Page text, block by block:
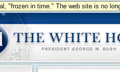
"frozen in time." The web site is no